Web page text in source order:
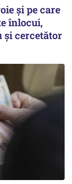
și pe care
înlocui,
cercetător